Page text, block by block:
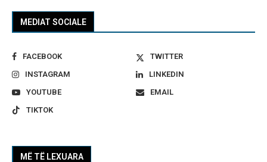
MEDIAT SOCIALE
FACEBOOK
TWITTER
INSTAGRAM
LINKEDIN
YOUTUBE
EMAIL
TIKTOK
MË TË LEXUARA